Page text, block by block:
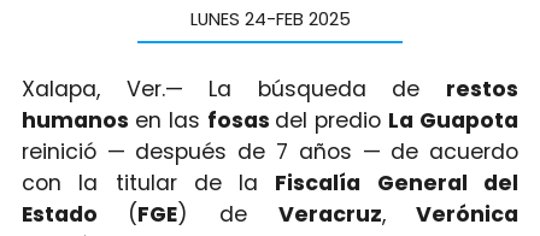
LUNES 24-FEB 2025
Xalapa, Ver.— La búsqueda de restos
humanos en las fosas del predio La Guapota
reinició — después de 7 años — de acuerdo
con la titular de la Fiscalía General del
Estado (FGE) de Veracruz,Verónica